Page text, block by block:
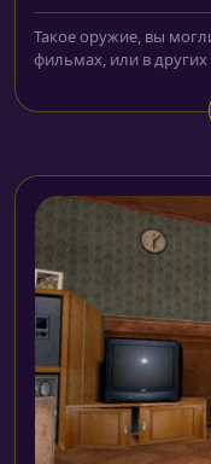
Такое оружие, вы
фильмах, или в